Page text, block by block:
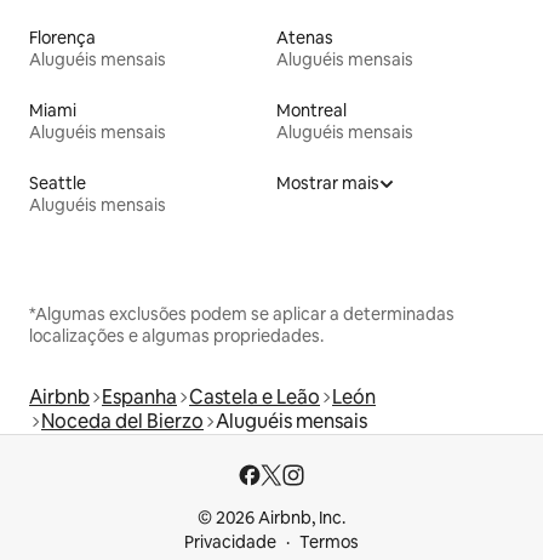
Florença
Aluguéis mensais
Atenas
Aluguéis mensais
Miami
Aluguéis mensais
Montreal
Aluguéis mensais
Seattle
Aluguéis mensais
Mostrar mais
*Algumas exclusões podem se aplicar a determinadas
localizações e algumas propriedades.
Airbnb Espanha Castela e Leão León
Noceda del Bierzo Aluguéis mensais
© 2026 Airbnb, Inc.
Privacidade
Termos